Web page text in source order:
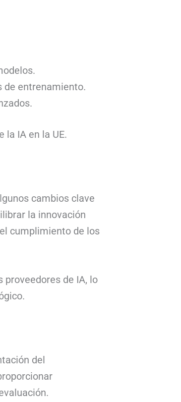
de entrenamiento.
la IA en la UE.
cambios clave
la innovación
cumplimiento de los
de IA, lo
del